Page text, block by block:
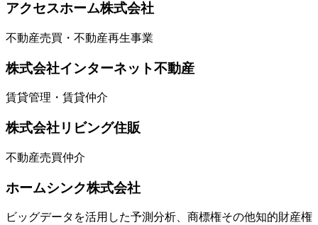
アクセスホーム株式会社
不動産売買・不動産再生事業
株式会社インターネット不動産
賃貸管理・賃貸仲介
株式会社リビング住販
不動産売買仲介
ホームシンク株式会社
ビッグデータを活用した予測分析、商標権その他知的財産権